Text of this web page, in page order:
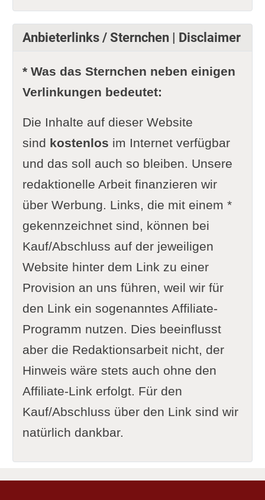
Anbieterlinks / Sternchen | Disclaimer
* Was das Sternchen neben einigen
Verlinkungen bedeutet:
Die Inhalte auf dieser Website
sind kostenlos im Internet verfügbar
und das soll auch so bleiben. Unsere
redaktionelle Arbeit finanzieren wir
über Werbung. Links, die mit einem *
gekennzeichnet sind, können bei
Kauf/Abschluss auf der jeweiligen
Website hinter dem Link zu einer
Provision an uns führen, weil wir für
den Link ein sogenanntes Affiliate-
Programm nutzen. Dies beeinflusst
aber die Redaktionsarbeit nicht, der
Hinweis wäre stets auch ohne den
Affiliate-Link erfolgt. Für den
Kauf/Abschluss über den Link sind wir
natürlich dankbar.